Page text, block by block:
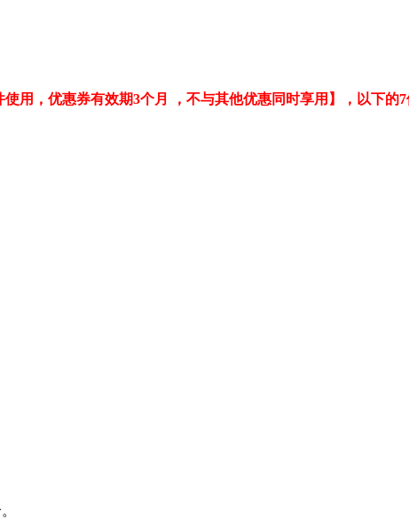
用，优惠券有效期3个月 ，不与其他优惠同时享用】，以下的